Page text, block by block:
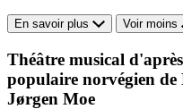
En savoir plus Voir moins
Théâtre musical
populaire norvégien de
Jørgen Moe